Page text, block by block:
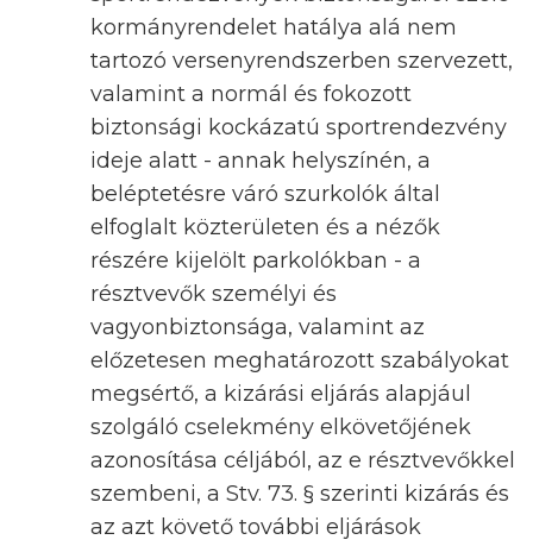
kormányrendelet hatálya alá nem
tartozó versenyrendszerben szervezett,
valamint a normál és fokozott
biztonsági kockázatú sportrendezvény
ideje alatt - annak helyszínén, a
beléptetésre váró szurkolók által
elfoglalt közterületen és a nézők
részére kijelölt parkolókban - a
résztvevők személyi és
vagyonbiztonsága, valamint az
előzetesen meghatározott szabályokat
megsértő, a kizárási eljárás alapjául
szolgáló cselekmény elkövetőjének
azonosítása céljából, az e résztvevőkkel
szembeni, a Stv. 73. § szerinti kizárás és
az azt követő további eljárások